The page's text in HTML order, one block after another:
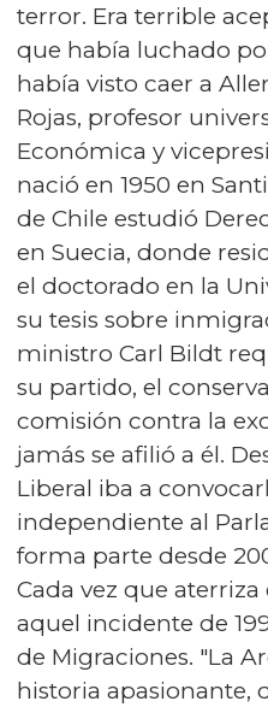
terror. Era terrible
que había luchado
había visto caer a
Rojas, profesor
Económica y
nació en 1950 en
de Chile estudió
en Suecia, donde
el doctorado en la
su tesis sobre
ministro Carl Bildt
su partido, el
comisión contra la
jamás se afilió a él.
Liberal iba a
independiente al
forma parte desde
Cada vez que
aquel incidente de
de Migraciones. "La
historia apasionante,